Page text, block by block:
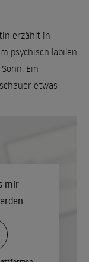
erzählt in
psychisch labilen
Ein
etwas
mir